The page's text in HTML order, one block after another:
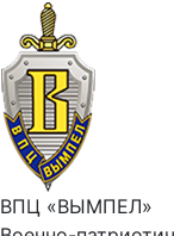
ВПЦ «ВЫМПЕЛ»